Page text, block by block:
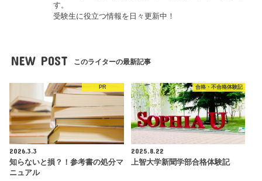
す。
受験生に役立つ情報を日々更新中！
NEW POST このライターの最新記事
PR
2026.3.3
知らないと損？！参考書の処分マ
ニュアル
合格・不合格体験記
2025.8.22
上智大学新聞学部合格体験記